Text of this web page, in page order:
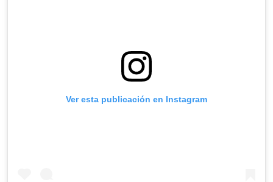
Ver esta publicación en Instagram